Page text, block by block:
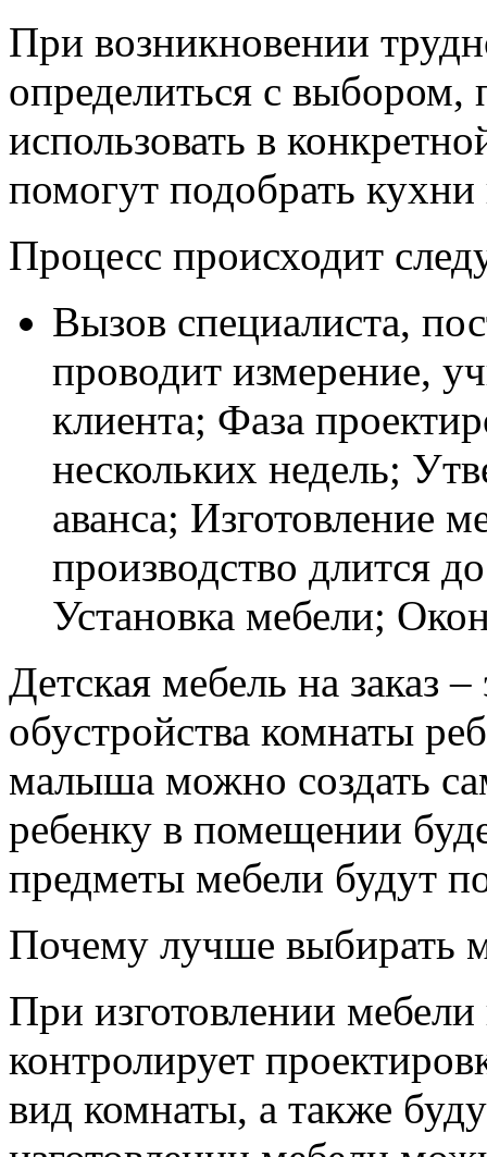
При возникновении
определиться с выбором,
использовать в
помогут подобрать
Процесс происходит
Вызов специалиста,
проводит измерение,
клиента; Фаза
нескольких недель;
аванса; Изготовление
производство длится
Установка мебели;
Детская мебель на заказ
обустройства комнаты
малыша можно создать
ребенку в помещении
предметы мебели будут
Почему лучше выбирать
При изготовлении
контролирует
вид комнаты, а также